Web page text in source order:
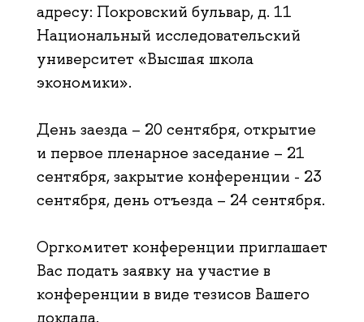
адресу: Покровский бульвар, д. 11
Национальный исследовательский
университет «Высшая школа
экономики».
День заезда – 20 сентября, открытие
и первое пленарное заседание – 21
сентября, закрытие конференции - 23
сентября, день отъезда – 24 сентября.
Оргкомитет конференции приглашает
Вас подать заявку на участие в
конференции в виде тезисов Вашего
доклада.